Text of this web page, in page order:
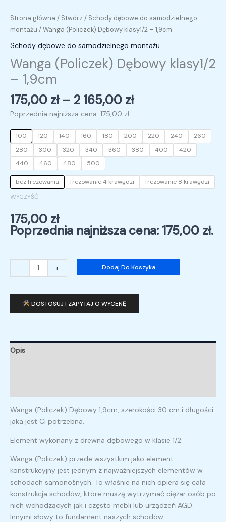
Strona główna / Stwórz / Schody dębowe do samodzielnego
montażu / Wanga (Policzek) Dębowy klasy1/2 – 1,9cm
Schody dębowe do samodzielnego montażu
Wanga (Policzek) Dębowy klasy1/2
– 1,9cm
175,00 zł – 2 165,00 zł
Poprzednia najniższa cena: 175,00 zł
100 120 140 160 180 200 220 240
260
280
300 320 340 360 380 400
420
440
460 480 500
bez frezowania frezowanie 4 krawędzi
frezowanie 8 krawędzi
WYCZYŚĆ
175,00 zł
Poprzednia najniższa cena: 175,00 zł.
- + Dodaj Do Koszyka
DOSTOSUJ I ZAPYTAJ O WYCENĘ
Opis
Wanga (Policzek) Dębowy 1,9cm, szerokości 30 cm i długości
jaka jest Ci potrzebna.
Element wykonany z drewna dębowego w klasie 1/2.
Wanga (Policzek) przede wszystkim jako element
konstrukcyjny jest jednym z najważniejszych elementów w
schodach samonośnych. To właśnie na nich opiera się cała
konstrukcja schodów, które muszą wytrzymać ciężar osób po
nich wchodzących jak i często mebli lub urządzeń AGD.
Innymi słowy to fundament naszych schodów.